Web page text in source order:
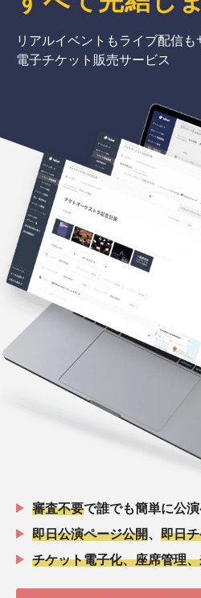
リアルイベントもライブ配信も
電子チケット販売サービス
審査不要で誰でも簡単に公
即日公演ページ公開
即日
チケット電子化、座席管理